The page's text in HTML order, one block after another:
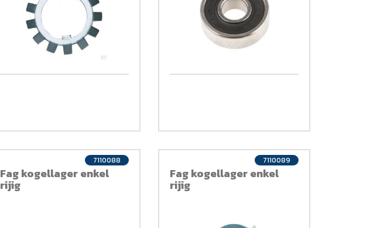
Fag kogellager enkel
rijig
7110088
Fag kogellager enkel
rijig
7110089